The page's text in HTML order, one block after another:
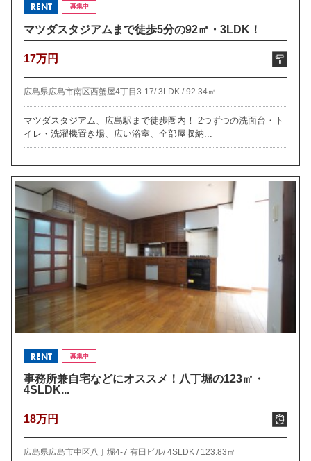
RENT 募集中
マツダスタジアムまで徒歩5分の92㎡・3LDK！
17万円
広島県広島市南区西蟹屋4丁目3-17/3LDK /92.34㎡
マツダスタジアム、広島駅まで徒歩圏内！ 2つずつの洗面台・ト
イレ・洗濯機置き場、広い浴室、全部屋収納...
RENT 募集中
事務所兼自宅などにオススメ！八丁堀の123㎡・
4SLDK...
18万円
広島県広島市中区八丁堀4-7 有田ビル/4SLDK / 123.83㎡